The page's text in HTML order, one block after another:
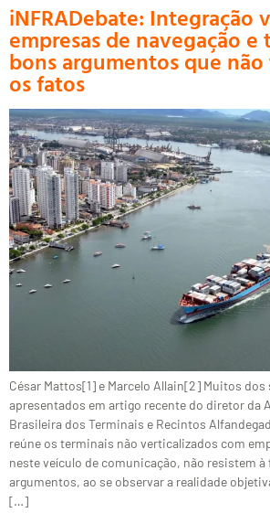
iNFRADebate: Integração
empresas de navegação e
bons argumentos que
os fatos
César Mattos[1] e Marcelo Allain[2] Muitos dos
apresentados em artigo recente do diretor da
Brasileira dos Terminais e Recintos
reúne os terminais não verticalizados com
neste veículo de comunicação, não resistem à
argumentos, ao se observar a realidade
[…]